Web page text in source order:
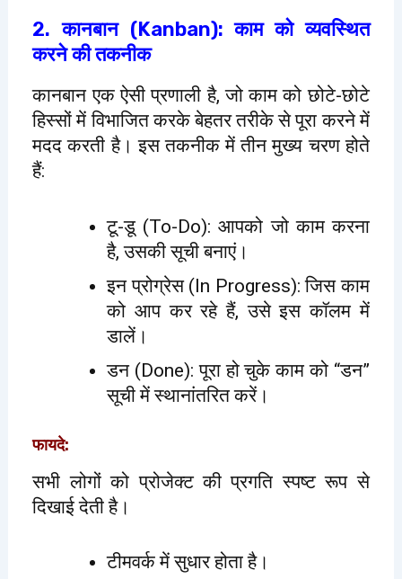
2. कानबान (Kanban): काम को व्यवस्थित
करने की तकनीक
कानबान एक ऐसी प्रणाली है, जो काम को छोटे-छोटे
हिस्सों में विभाजित करके बेहतर तरीके से पूरा करने में
मदद करती है। इस तकनीक में तीन मुख्य चरण होते
हैं:
टू-डू (To-Do): आपको जो काम करना
है, उसकी सूची बनाएं।
इन प्रोग्रेस (In Progress): जिस काम
को आप कर रहे हैं, उसे इस कॉलम में
डालें।
डन (Done): पूरा हो चुके काम को “डन”
सूची में स्थानांतरित करें।
फायदे:
सभी लोगों को प्रोजेक्ट की प्रगति स्पष्ट रूप से
दिखाई देती है।
टीमवर्क में सुधार होता है।